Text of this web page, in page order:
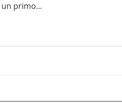
primo...